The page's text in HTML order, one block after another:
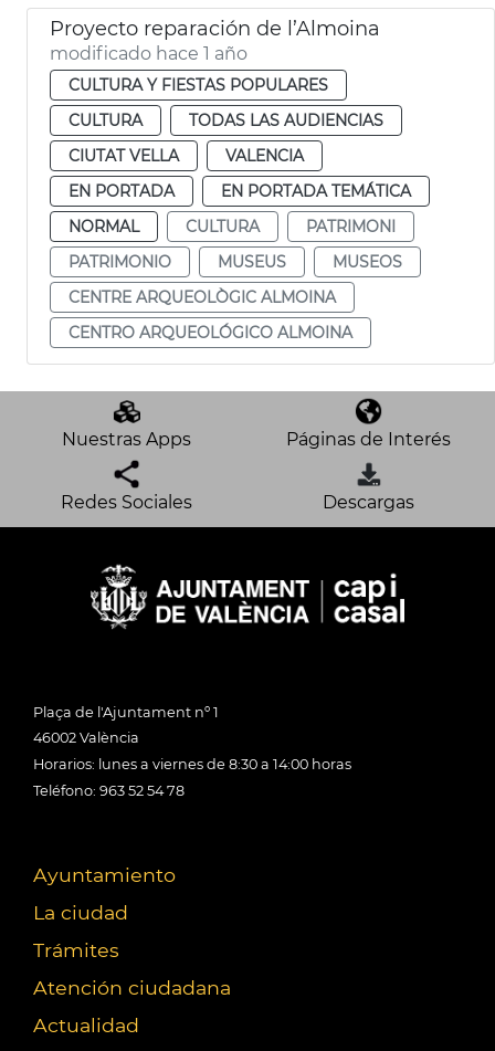
Proyecto reparación de l’Almoina
modificado hace 1 año
CULTURA Y FIESTAS POPULARES
CULTURA
TODAS LAS AUDIENCIAS
CIUTAT VELLA
VALENCIA
EN PORTADA
EN PORTADA TEMÁTICA
NORMAL
CULTURA
PATRIMONI
PATRIMONIO
MUSEUS
MUSEOS
CENTRE ARQUEOLÒGIC ALMOINA
CENTRO ARQUEOLÓGICO ALMOINA
Nuestras Apps Páginas de Interés
Redes Sociales Descargas
Plaça de l'Ajuntament nº 1
46002 València
Horarios: lunes a viernes de 8:30 a 14:00 horas
Teléfono: 963 52 54 78
Ayuntamiento
La ciudad
Trámites
Atención ciudadana
Actualidad